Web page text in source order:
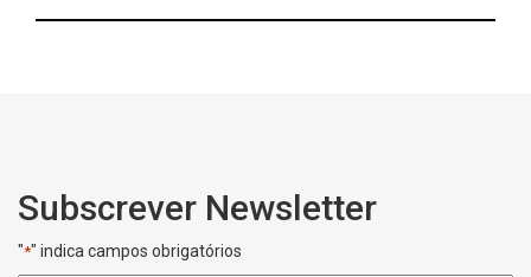
Subscrever Newsletter
"*" indica campos obrigatórios